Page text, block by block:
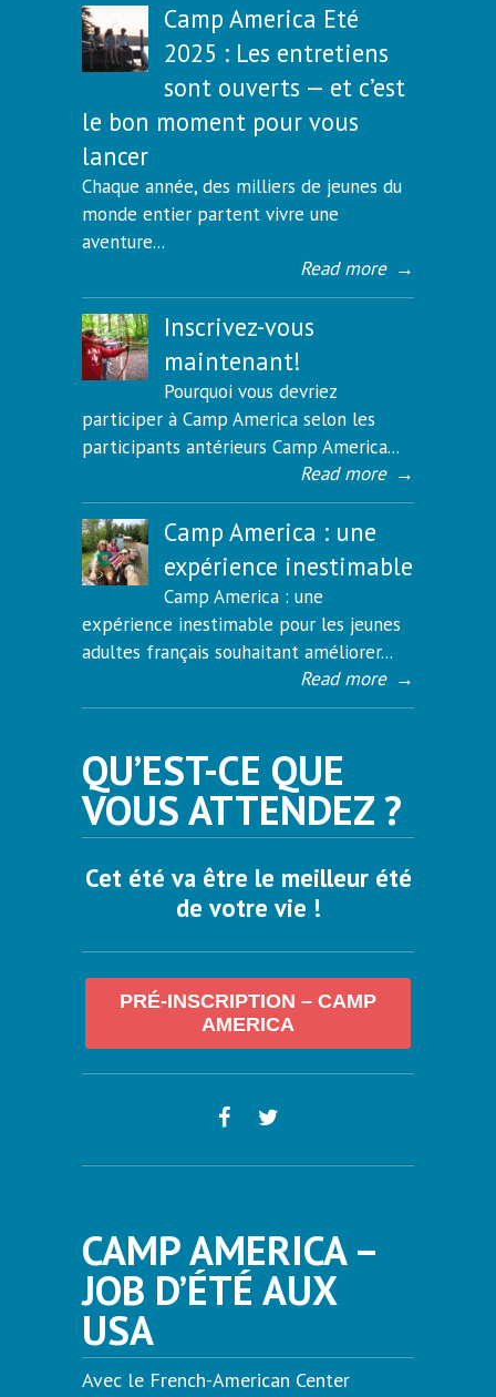
Camp America Eté
2025 : Les entretiens
sont ouverts — et c’est
le bon moment pour vous
lancer
Chaque année, des milliers de jeunes du
monde entier partent vivre une
aventure...
Read more →
Inscrivez-vous
maintenant!
Pourquoi vous devriez
participer à Camp America selon les
participants antérieurs Camp America...
Read more →
Camp America : une
expérience inestimable
Camp America : une
expérience inestimable pour les jeunes
adultes français souhaitant améliorer...
Read more →
QU’EST-CE QUE
VOUS ATTENDEZ ?
Cet été va être le meilleur été
de votre vie !
PRÉ-INSCRIPTION – CAMP
AMERICA
CAMP AMERICA –
JOB D’ÉTÉ AUX
USA
Avec le French-American Center